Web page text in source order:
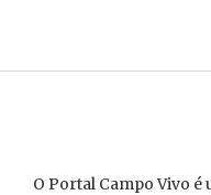
O Portal Campo Vivo